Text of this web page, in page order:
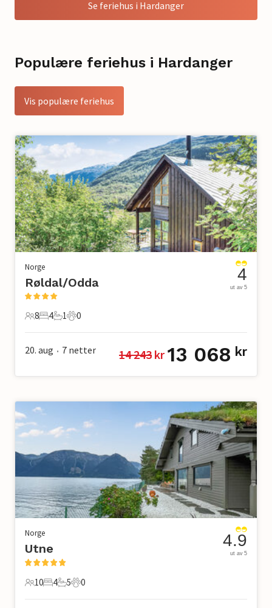
Se feriehus i Hardanger
Populære feriehus i Hardanger
Vis populære feriehus
Norge
Røldal/Odda
8 Gjester
8
4 Soverom
4
1 Bad
1
0 Kjæledyr
0
4
ut av 5
20. aug • 7 netter 14 243 kr 13 068 kr
Norge
Utne
10 Gjester
10
4 Soverom
4
5 Bad
5
0 Kjæledyr
0
4.9
ut av 5